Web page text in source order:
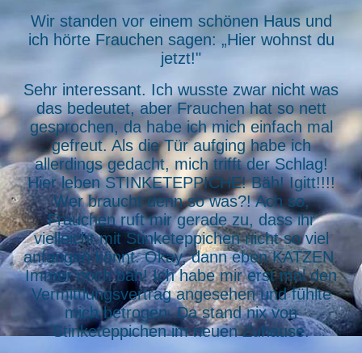
Wir standen vor einem schönen Haus und
ich hörte Frauchen sagen: „Hier wohnst du
jetzt!"
Sehr interessant. Ich wusste zwar nicht was
das bedeutet, aber Frauchen hat so nett
gesprochen, da habe ich mich einfach mal
gefreut. Als die Tür aufging habe ich
allerdings gedacht, mich trifft der Schlag!
Hier leben STINKETEPPICHE! Bäh! Igitt!!!!
Wer braucht denn so was?! Ach so,
Frauchen ruft mir gerade zu, dass ihr
vielleicht mit Stinketeppichen nicht so viel
anfangen könnt. Okay, dann eben KATZEN.
Immer noch bäh! Ich habe mir erst mal den
Vermittlungsvertrag angesehen und fühlte
mich betrogen. Da stand nix von
Stinketeppichen im neuen Zuhause.